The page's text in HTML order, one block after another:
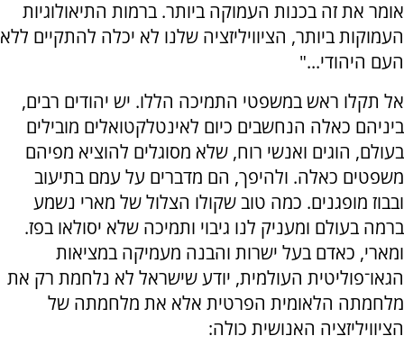
אומר את זה בכנות העמוקה ביותר. ברמות התיאולוגיות
העמוקות ביותר, הציוויליזציה שלנו לא יכלה להתקיים ללא
העם היהודי..."
אל תקלו ראש במשפטי התמיכה הללו. יש יהודים רבים,
ביניהם כאלה הנחשבים כיום לאינטלקטואלים מובילים
בעולם, הוגים ואנשי רוח, שלא מסוגלים להוציא מפיהם
משפטים כאלה. ולהיפך, הם מדברים על עמם בתיעוב
ובבוז מופגנים. כמה טוב שקולו הצלול של מארי נשמע
ברמה בעולם ומעניק לנו גיבוי ותמיכה שלא יסולאו בפז.
ומארי, כאדם בעל ישרות והבנה מעמיקה במציאות
הגאו־פוליטית העולמית, יודע שישראל לא נלחמת רק את
מלחמתה הלאומית הפרטית אלא את מלחמתה של
הציוויליזציה האנושית כולה: